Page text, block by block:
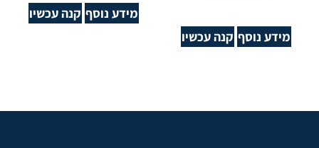
מידע נוסף קנה עכשיו
מידע נוסף קנה עכשיו